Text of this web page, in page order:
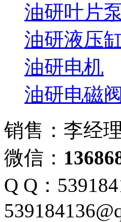
油研叶片
油研液压
油研电机
油研电磁阀
销售：李经理
微信：
Q Q：